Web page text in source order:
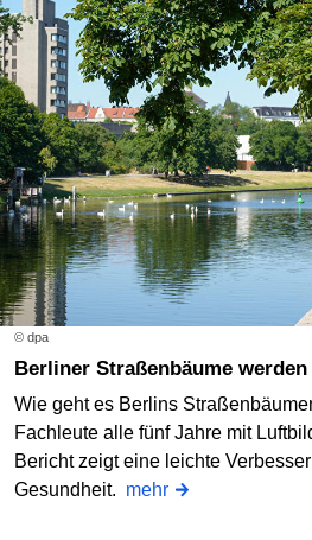
© dpa
Berliner Straßenbäume
Wie geht es Berlins
Fachleute alle fünf Jahre mit
Bericht zeigt eine leichte
Gesundheit. mehr